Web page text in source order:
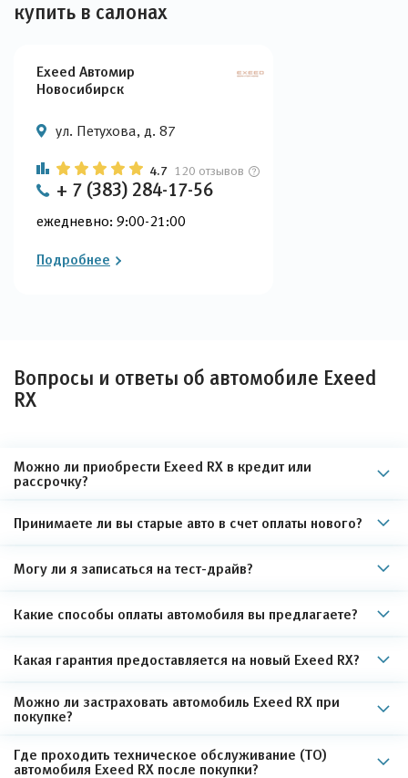
купить в салонах
Exeed Автомир
Новосибирск
ул. Петухова, д. 87
4.7 120 отзывов
+ 7 (383) 284-17-56
ежедневно: 9:00-21:00
Подробнее
Вопросы и ответы об автомобиле Exeed
RX
Можно ли приобрести Exeed RX в кредит или
рассрочку?
Принимаете ли вы старые авто в счет оплаты нового?
Могу ли я записаться на тест-драйв?
Какие способы оплаты автомобиля вы предлагаете?
Какая гарантия предоставляется на новый Exeed RX?
Можно ли застраховать автомобиль Exeed RX при
покупке?
Где проходить техническое обслуживание (ТО)
автомобиля Exeed RX после покупки?